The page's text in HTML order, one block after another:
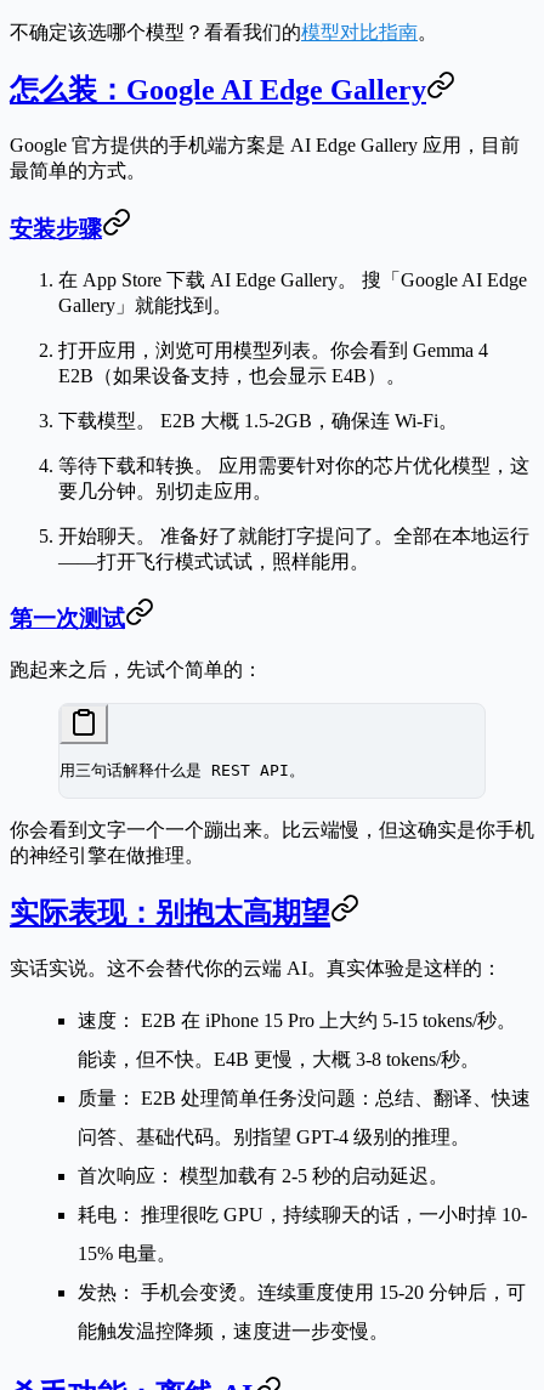
不确定该选哪个模型？看看我们的模型对比指南。
怎么装：Google AI Edge Gallery
Google 官方提供的手机端方案是 AI Edge Gallery 应用，目前
最简单的方式。
安装步骤
在 App Store 下载 AI Edge Gallery。
搜「Google AI Edge
Gallery」就能找到。
打开应用 ，浏览可用模型列表。你会看到 Gemma 4
E2B（如果设备支持，也会显示 E4B）。
下载模型。 E2B 大概 1.5-2GB，确保连 Wi-Fi。
等待下载和转换。
应用需要针对你的芯片优化模型，这
要几分钟。别切走应用。
开始聊天。
准备好了就能打字提问了。全部在本地运行
——打开飞行模式试试，照样能用。
第一次测试
跑起来之后，先试个简单的：
用三句话解释什么是 REST API。
你会看到文字一个一个蹦出来。比云端慢，但这确实是你手机
的神经引擎在做推理。
实际表现：别抱太高期望
实话实说。这不会替代你的云端 AI。真实体验是这样的：
速度：
E2B 在 iPhone 15 Pro 上大约 5-15 tokens/秒。
能读，但不快。E4B 更慢，大概 3-8 tokens/秒。
质量：
E2B 处理简单任务没问题：总结、翻译、快速
问答、基础代码。别指望 GPT-4 级别的推理。
首次响应：
模型加载有 2-5 秒的启动延迟。
耗电：
推理很吃 GPU，持续聊天的话，一小时掉 10-
15% 电量。
发热：
手机会变烫。连续重度使用 15-20 分钟后，可
能触发温控降频，速度进一步变慢。